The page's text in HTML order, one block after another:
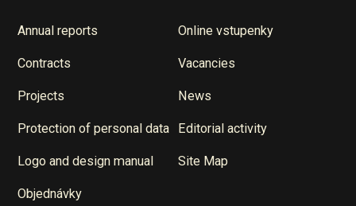
Annual reports Online vstupenky
Contracts Vacancies
Projects News
Protection of personal data Editorial activity
Logo and design manual Site Map
Objednávky